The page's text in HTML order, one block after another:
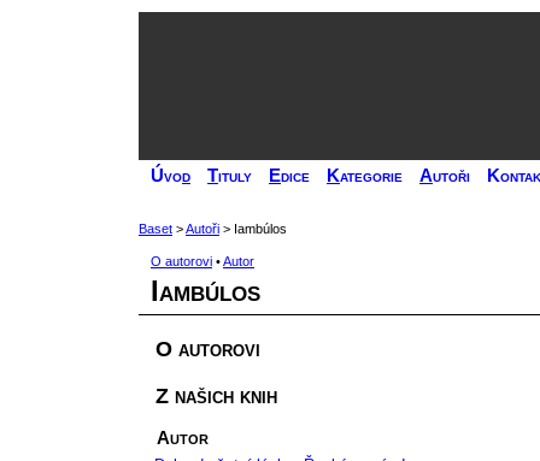
Úvod Tituly Edice Kategorie Autoři
Baset >Autoři > Iambúlos
O autorovi •Autor
Iambúlos
O autorovi
Z našich knih
Autor